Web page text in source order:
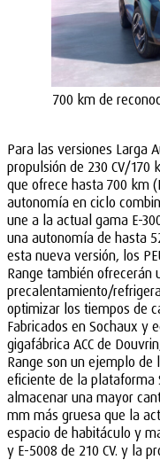
700 km de
Para las versiones Larga
propulsión de 230 CV/
que ofrece hasta 700 km
autonomía en ciclo
une a la actual gama E-
una autonomía de hasta
esta nueva versión, los
Range también ofrecerán
precalentamiento/
optimizar los tiempos de
Fabricados en Sochaux y
gigafábrica ACC de
Range son un ejemplo de
eficiente de la plataforma
almacenar una mayor
mm más gruesa que la
espacio de habitáculo y
y E-5008 de 210 CV. y la